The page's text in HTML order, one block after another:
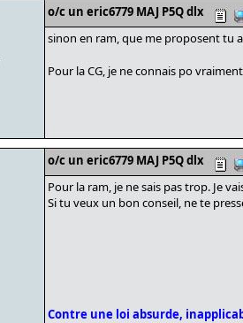
o/c un eric6779 MAJ P5Q dlx
sinon en ram, que me proposent tu
Pour la CG, je ne connais po
o/c un eric6779 MAJ P5Q dlx
Pour la ram, je ne sais pas trop. Je
Si tu veux un bon conseil, ne te
Contre une loi absurde,